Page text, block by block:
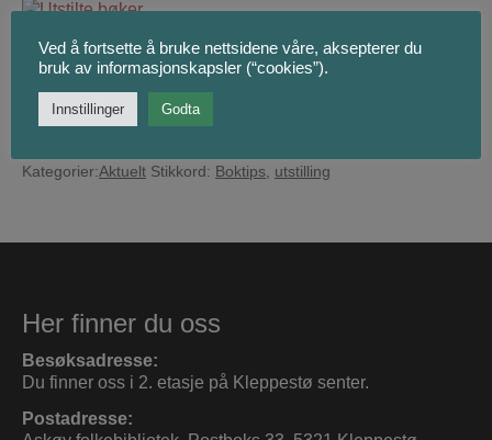
Kategorier:Aktuelt Stikkord: Boktips utstilling
Her finner du oss
Besøksadresse:
Du finner oss i 2. etasje på Kleppestø senter.
Postadresse:
Ved å fortsette å bruke nettsidene våre, aksepterer du
bruk av informasjonskapsler (“cookies”).
Innstillinger Godta